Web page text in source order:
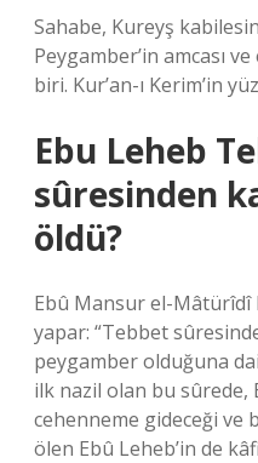
Sahabe, Kureyş
Peygamber’in amcası
biri. Kur’an-ı Kerim’in
Ebu Leheb
sûresinden
öldü?
Ebû Mansur el-
yapar: “Tebbet
peygamber olduğuna
ilk nazil olan bu sûrede,
cehenneme gideceği ve
ölen Ebû Leheb’in de